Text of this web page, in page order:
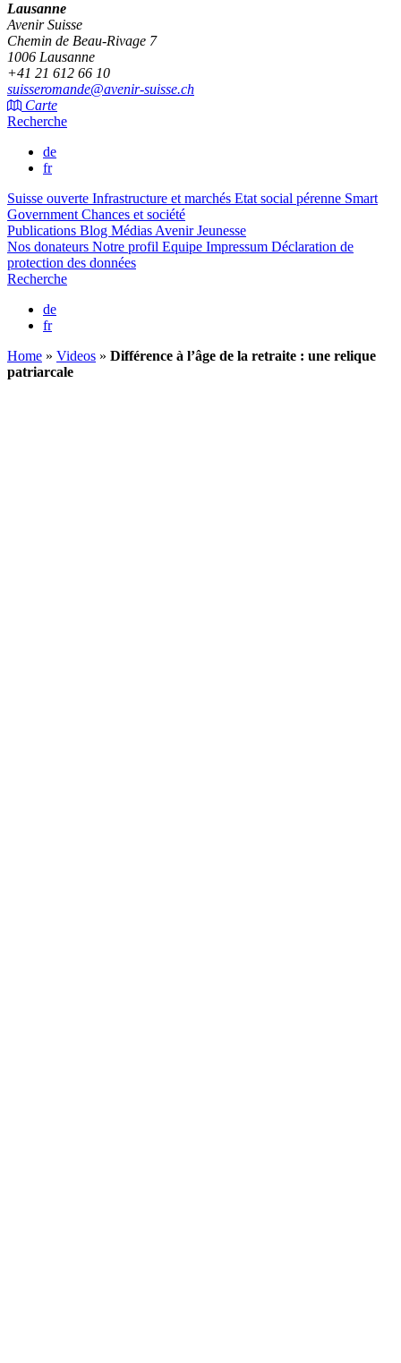
Lausanne
Avenir Suisse
Chemin de Beau-Rivage 7
1006 Lausanne
+41 21 612 66 10
suisseromande@avenir-suisse.ch
Carte
Recherche
de
fr
Suisse ouverte Infrastructure et marchés Etat social pérenne Smart
GovernmentChances et société
Publications Blog MédiasAvenir Jeunesse
Nos donateurs Notre profil Equipe Impressum Déclaration de
protection des données
Recherche
de
fr
Home » Videos » Différence à l’âge de la retraite : une relique
patriarcale